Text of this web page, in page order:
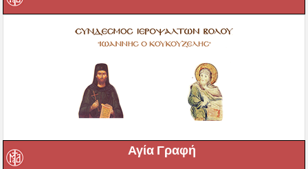
Αγία Γραφή